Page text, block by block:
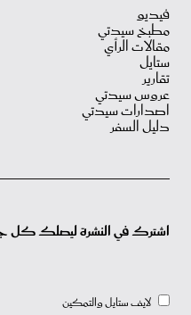
فيديو
مطبخ سيدتي
مقالات الرأي
ستايل
تقارير
عروس سيدتي
اصدارات سيدتي
دليل السفر
اشترك في النشرة ليصلك كل
لايف ستايل والتمكين